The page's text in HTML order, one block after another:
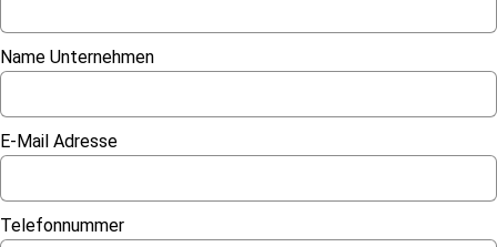
Name Unternehmen
E-Mail Adresse
Telefonnummer